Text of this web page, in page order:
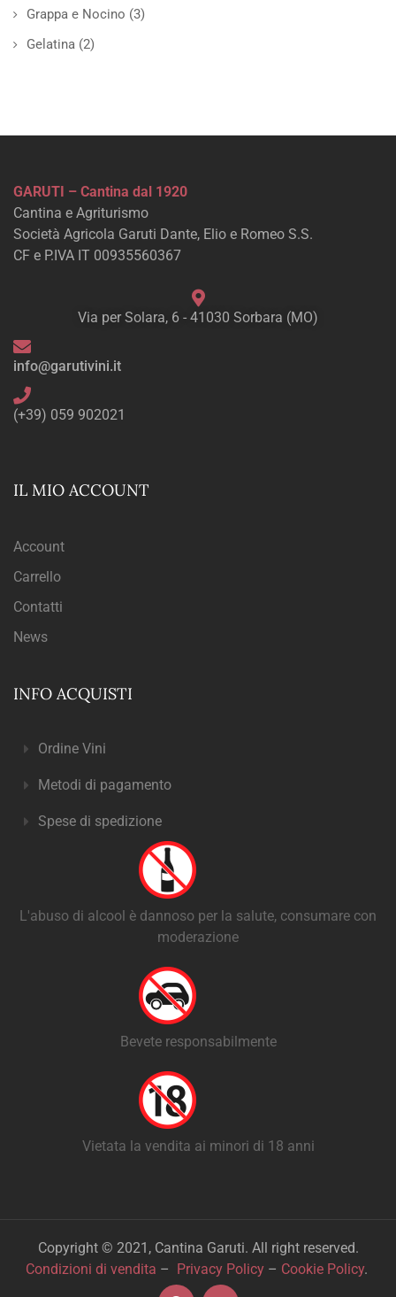
Grappa e Nocino (3)
Gelatina (2)
GARUTI – Cantina dal 1920
Cantina e Agriturismo
Società Agricola Garuti Dante, Elio e Romeo S.S.
CF e P.IVA IT 00935560367
Via per Solara, 6 - 41030 Sorbara (MO)
info@garutivini.it
(+39) 059 902021
IL MIO ACCOUNT
Account
Carrello
Contatti
News
INFO ACQUISTI
Ordine Vini
Metodi di pagamento
Spese di spedizione
L'abuso di alcool è dannoso per la salute, consumare con
moderazione
Bevete responsabilmente
Vietata la vendita ai minori di 18 anni
Copyright © 2021, Cantina Garuti. All right reserved.
Condizioni di vendita – Privacy Policy– Cookie Policy.